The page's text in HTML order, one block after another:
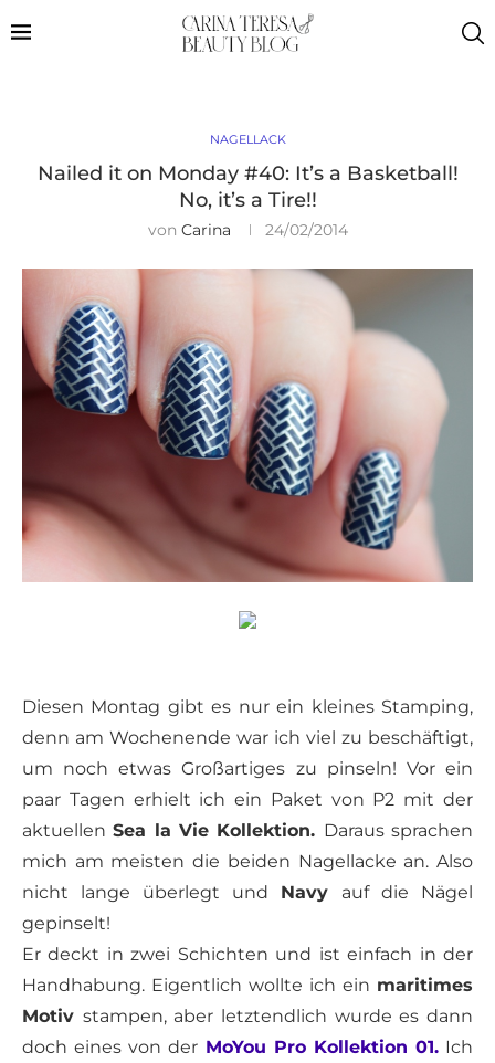
NAGELLACK
Nailed it on Monday #40: It’s a Basketball!
No, it’s a Tire!!
von Carina 24/02/2014
Diesen Montag gibt es nur ein kleines Stamping,
denn am Wochenende war ich viel zu beschäftigt,
um noch etwas Großartiges zu pinseln! Vor ein
paar Tagen erhielt ich ein Paket von P2 mit der
aktuellenSea la Vie Kollektion. Daraus sprachen
mich am meisten die beiden Nagellacke an. Also
nicht lange überlegt und Navy auf die Nägel
gepinselt!
Er deckt in zwei Schichten und ist einfach in der
Handhabung. Eigentlich wollte ich ein maritimes
Motiv stampen, aber letztendlich wurde es dann
doch eines von der MoYou Pro Kollektion 01.Ich